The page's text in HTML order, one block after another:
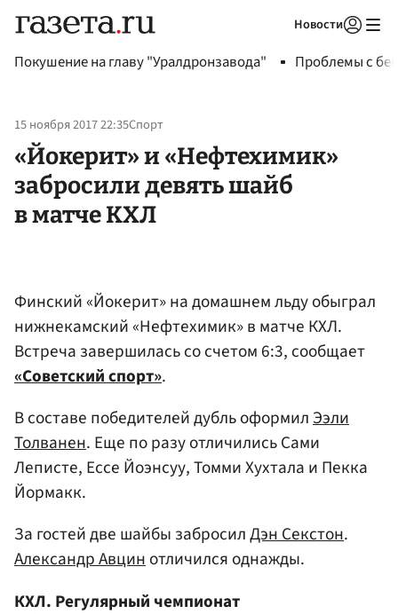
Новости
Покушение на главу "Уралдронзавода" Проблемы с
15 ноября 2017 22:35Спорт
«Йокерит» и «Нефтехимик»
забросили девять шайб
в матче КХЛ
Финский «Йокерит» на домашнем льду обыграл
нижнекамский «Нефтехимик» в матче КХЛ.
Встреча завершилась со счетом 6:3, сообщает
«Советский спорт».
В составе победителей дубль оформилЭэли
Толванен. Еще по разу отличились Сами
Леписте, Ессе Йоэнсуу, Томми Хухтала и Пекка
Йормакк.
За гостей две шайбы забросилДэн Секстон.
Александр Авцинотличился однажды.
КХЛ. Регулярный чемпионат